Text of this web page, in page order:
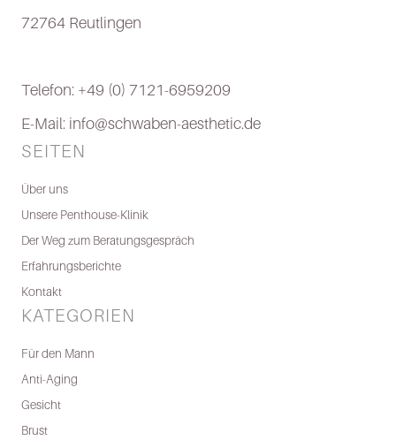
72764 Reutlingen
Telefon: +49 (0) 7121-6959209
E-Mail: info@schwaben-aesthetic.de
SEITEN
Über uns
Unsere Penthouse-Klinik
Der Weg zum Beratungsgespräch
Erfahrungsberichte
Kontakt
KATEGORIEN
Für den Mann
Anti-Aging
Gesicht
Brust